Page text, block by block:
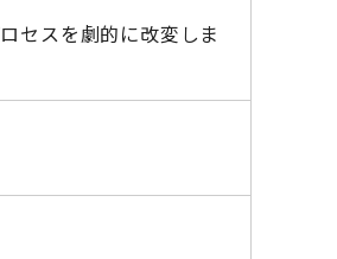
セスを劇的に改変しま